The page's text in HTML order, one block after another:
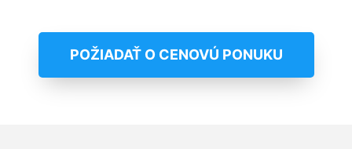
POŽIADAŤ O CENOVÚ PONUKU